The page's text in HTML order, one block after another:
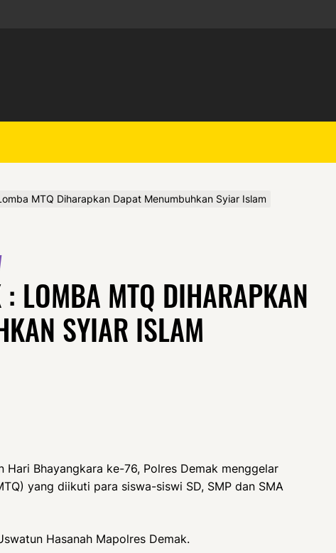
MTQ Diharapkan Dapat Menumbuhkan Syiar Islam
: LOMBA MTQ DIHARAPKAN
SYIAR ISLAM
Hari Bhayangkara ke-76, Polres Demak menggelar
yang diikuti para siswa-siswi SD, SMP dan SMA
Hasanah Mapolres Demak.